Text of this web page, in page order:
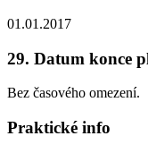
01.01.2017
29. Datum konce
Bez časového omezení.
Praktické info